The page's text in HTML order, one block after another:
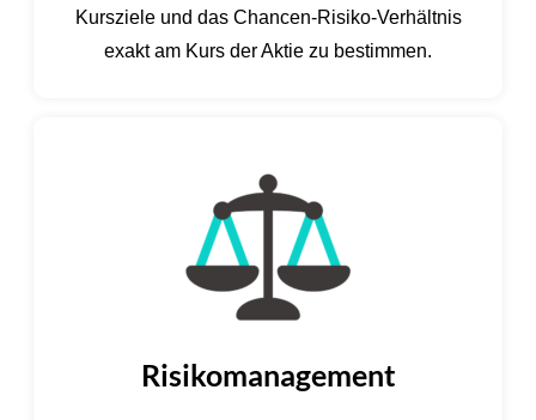
Kursziele und das Chancen-Risiko-Verhältnis
exakt am Kurs der Aktie zu bestimmen.
Risikomanagement